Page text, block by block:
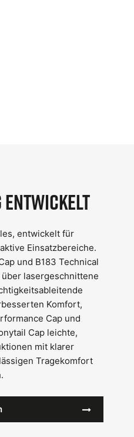
entwickelt
entwickelt für
Einsatzbereiche.
und B183 Technical
lasergeschnittene
Komfort,
Cap und
Cap leichte,
mit klarer
Tragekomfort